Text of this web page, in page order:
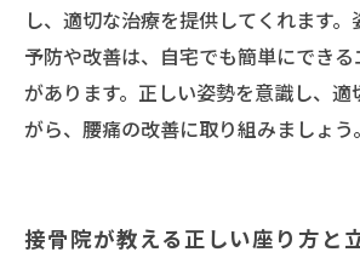
し、適切な治療を提供してくれます
予防や改善は、自宅でも簡単にでき
があります。正しい姿勢を意識し、適
がら、腰痛の改善に取り組みましょう。
接骨院が教える正しい座り方と